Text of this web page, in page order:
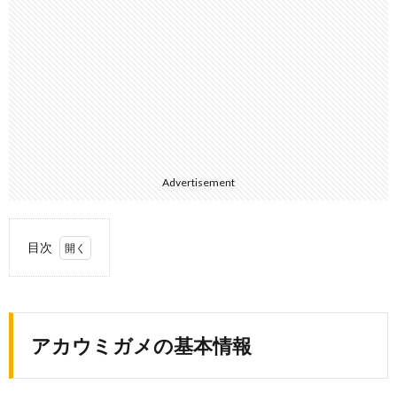
Advertisement
目次
1.
ウミ
の基
報
アカウミガメの基本情報